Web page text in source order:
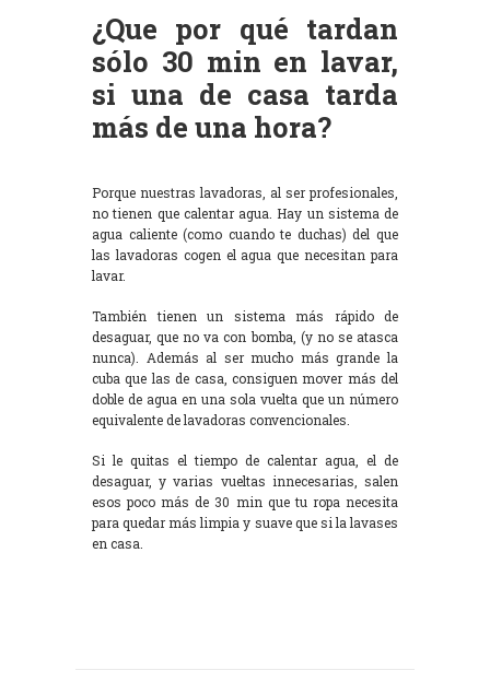
¿Que por qué tardan
sólo 30 min en lavar,
si una de casa tarda
más de una hora?
Porque nuestras lavadoras, al ser profesionales,
no tienen que calentar agua. Hay un sistema de
agua caliente (como cuando te duchas) del que
las lavadoras cogen el agua que necesitan para
lavar.
También tienen un sistema más rápido de
desaguar, que no va con bomba, (y no se atasca
nunca). Además al ser mucho más grande la
cuba que las de casa, consiguen mover más del
doble de agua en una sola vuelta que un número
equivalente de lavadoras convencionales.
Si le quitas el tiempo de calentar agua, el de
desaguar, y varias vueltas innecesarias, salen
esos poco más de 30 min que tu ropa necesita
para quedar más limpia y suave que si la lavases
en casa.